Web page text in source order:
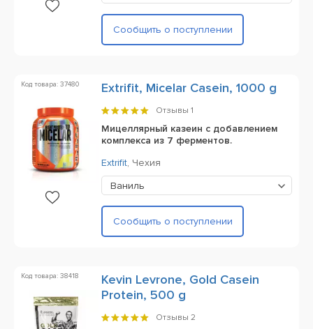
Сообщить о поступлении
Код товара: 37480 Extrifit, Micelar Casein, 1000 g
Отзывы 1
Мицеллярный казеин с добавлением
комплекса из 7 ферментов.
Extrifit, Чехия
Ваниль
Сообщить о поступлении
Код товара: 38418
Kevin Levrone, Gold Casein
Protein, 500 g
Отзывы 2